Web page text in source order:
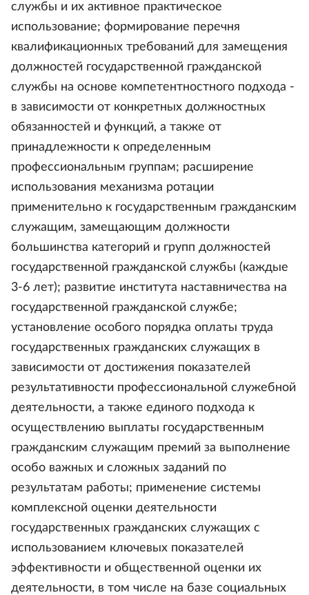
службы и их активное практическое
использование; формирование перечня
квалификационных требований для замещения
должностей государственной гражданской
службы на основе компетентностного подхода -
в зависимости от конкретных должностных
обязанностей и функций, а также от
принадлежности к определенным
профессиональным группам; расширение
использования механизма ротации
применительно к государственным гражданским
служащим, замещающим должности
большинства категорий и групп должностей
государственной гражданской службы (каждые
3-6 лет); развитие института наставничества на
государственной гражданской службе;
установление особого порядка оплаты труда
государственных гражданских служащих в
зависимости от достижения показателей
результативности профессиональной служебной
деятельности, а также единого подхода к
осуществлению выплаты государственным
гражданским служащим премий за выполнение
особо важных и сложных заданий по
результатам работы; применение системы
комплексной оценки деятельности
государственных гражданских служащих с
использованием ключевых показателей
эффективности и общественной оценки их
деятельности, в том числе на базе социальных